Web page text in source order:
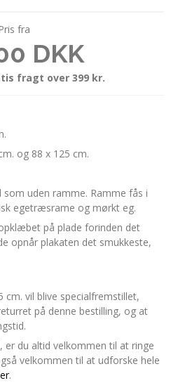
fra
DKK
fragt over 399 kr.
og 88 x 125 cm.
uden ramme. Ramme fås i
egetræsrame og mørkt eg.
på plade forinden det
opnår plakaten det smukkeste,
cm. vil blive specialfremstillet,
på denne bestilling, og at
er du altid velkommen til at ringe
velkommen til at udforske hele
.